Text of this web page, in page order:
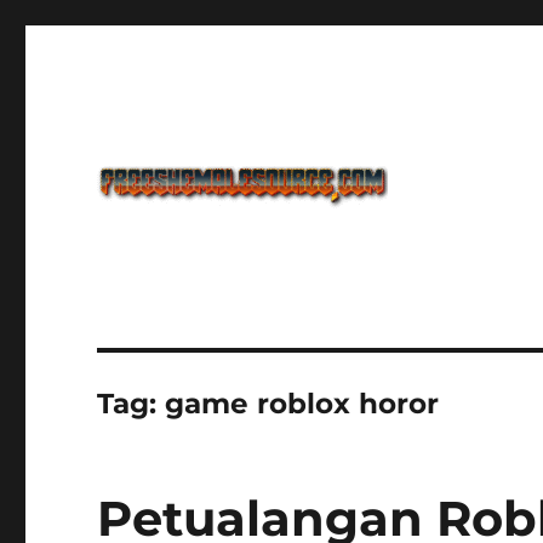
Tag:game roblox horor
Petualangan